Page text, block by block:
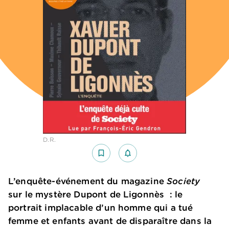
D.R.
bookmark_border notifications_none_outlined
L’enquête-événement du magazineSociety
sur le mystère Dupont de Ligonnès : le
portrait implacable d’un homme qui a tué
femme et enfants avant de disparaître dans la